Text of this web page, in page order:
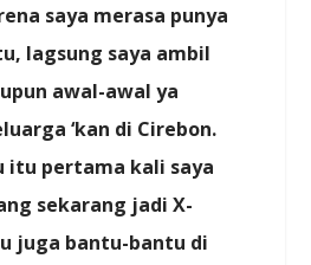
saya merasa punya
lagsung saya ambil
awal-awal ya
‘kan di Cirebon.
itu pertama kali saya
sekarang jadi X-
juga bantu-bantu di